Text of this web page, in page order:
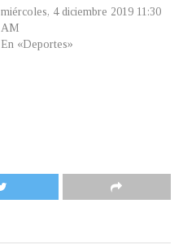
miércoles, 4 diciembre 2019 11:30
AM
En «Deportes»